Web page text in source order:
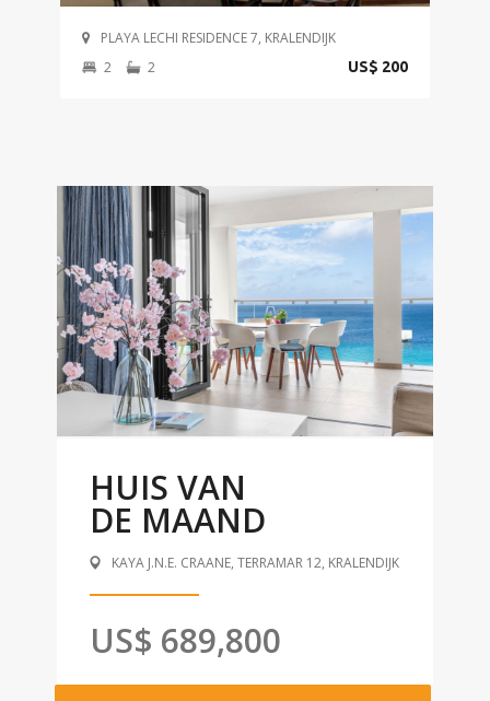
PLAYA LECHI RESIDENCE 7, KRALENDIJK
2
2 US$ 200
HUIS VAN
DE MAAND
KAYA J.N.E. CRAANE, TERRAMAR 12, KRALENDIJK
US$ 689,800